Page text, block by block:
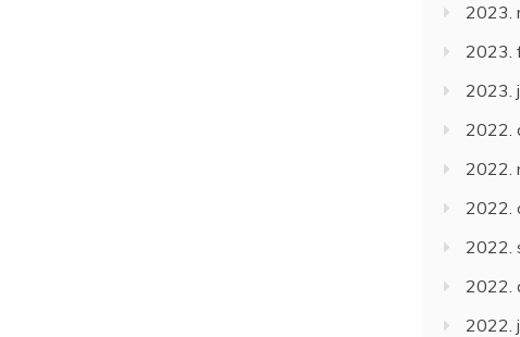
2023.
2023.
2023.
2022.
2022.
2022.
2022.
2022.
2022.